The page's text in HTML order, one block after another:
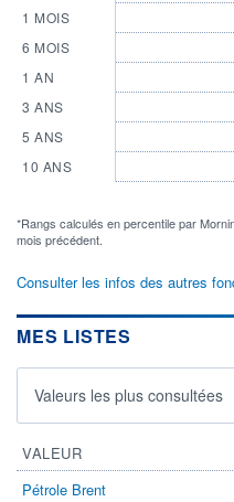
1 MOIS
6 MOIS
1 AN
3 ANS
5 ANS
10 ANS
*Rangs calculés en percentile par
mois précédent.
Consulter les infos des autres
MES LISTES
Valeurs les plus consultées
VALEUR
Pétrole Brent